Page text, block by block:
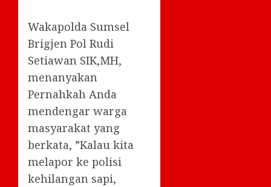
Wakapolda Sumsel
Brigjen Pol Rudi
Setiawan SIK,MH,
menanyakan
Pernahkah Anda
mendengar warga
masyarakat yang
berkata, ”Kalau kita
melapor ke polisi
kehilangan sapi,